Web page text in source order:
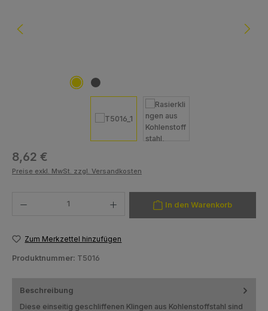
Regulärer Preis:
8,62 €
Preise exkl. MwSt. zzgl. Versandkosten
In den Warenkorb
Zum Merkzettel hinzufügen
Produktnummer: T5016
Beschreibung
Diese einseitig geschliffenen Klingen aus Kohlenstoffstahl sind